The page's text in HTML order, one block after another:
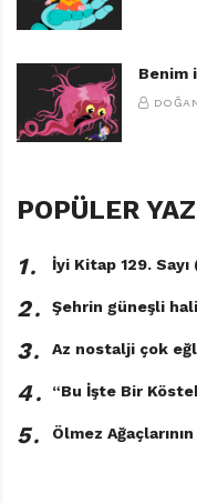
Benim
POPÜLER
1․ İyi Kitap 129. Sayı
2․ Şehrin güneşli hali
3․ Az nostalji çok
4․ “Bu İşte Bir
5․ Ölmez